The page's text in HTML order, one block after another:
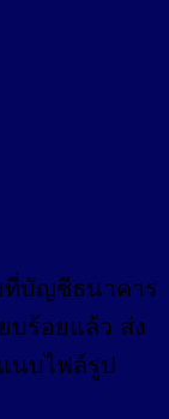
ที่บัญชีธนาคาร
บร้อยแล้ว ส่ง
นบไฟล์รูป